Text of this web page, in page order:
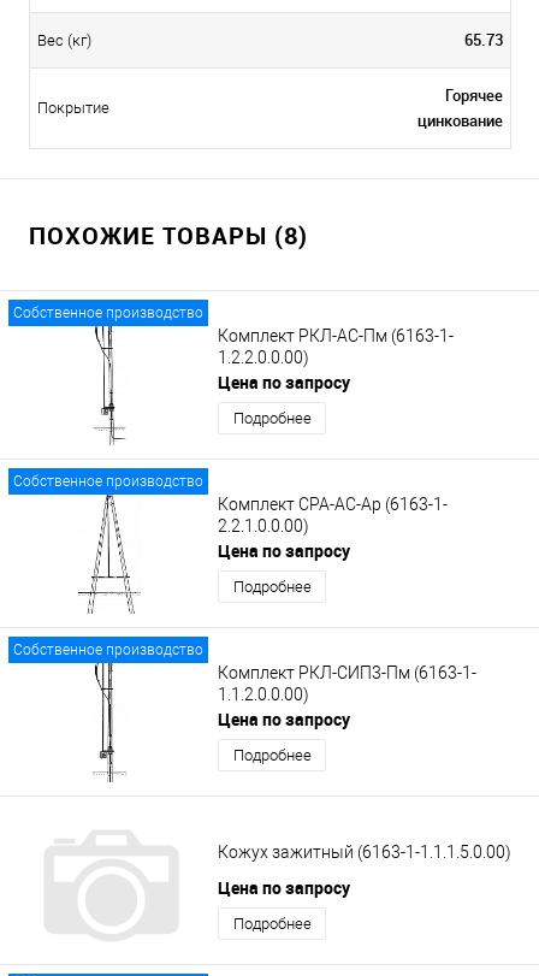
Вес (кг) 65.73
Покрытие
Горячее
цинкование
ПОХОЖИЕ ТОВАРЫ (8)
Собственное производство
Комплект РКЛ-АС-Пм (6163-1-
1.2.2.0.0.00)
Цена по запросу
Подробнее
Собственное производство
Комплект СРА-АС-Ар (6163-1-
2.2.1.0.0.00)
Цена по запросу
Подробнее
Собственное производство
Комплект РКЛ-СИП3-Пм (6163-1-
1.1.2.0.0.00)
Цена по запросу
Подробнее
Кожух зажитный (6163-1-1.1.1.5.0.00)
Цена по запросу
Подробнее